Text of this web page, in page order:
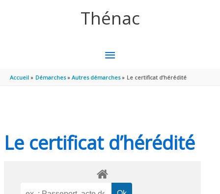
Thénac
MENU
PRINCIPAL
Accueil Démarches Autres démarches Le certificat d’hérédité
Le certificat d’hérédité